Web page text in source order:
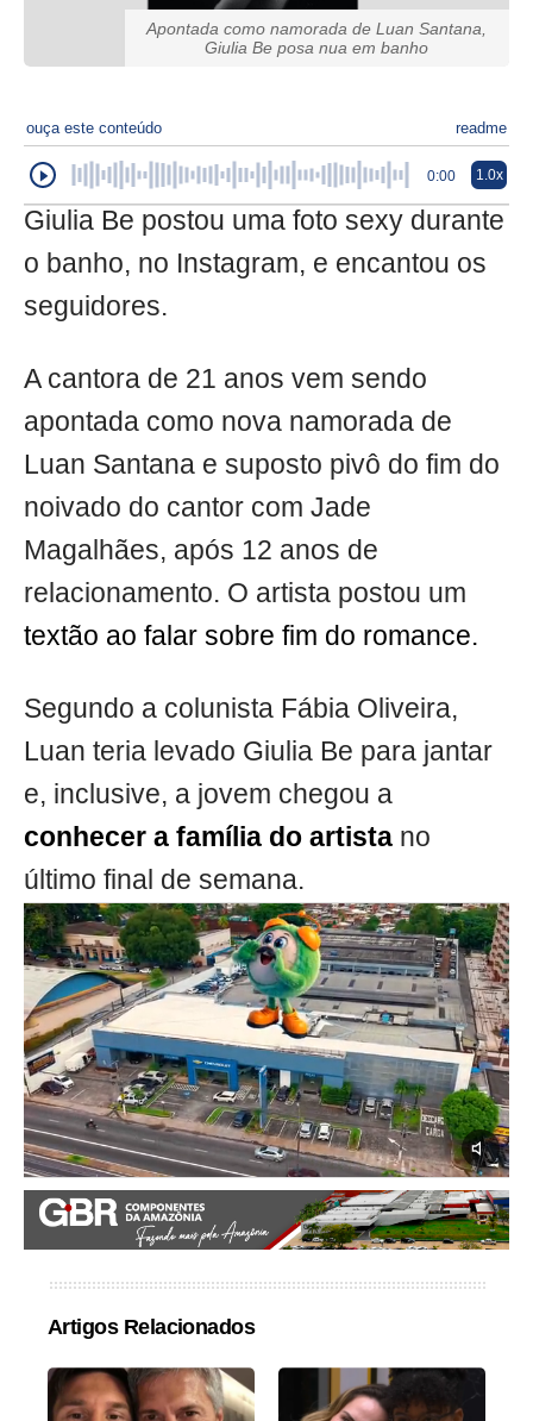
Apontada como namorada de Luan Santana,
Giulia Be posa nua em banho
ouça este conteúdo readme
0:00 1.0x
Giulia Be postou uma foto sexy durante
o banho, no Instagram, e encantou os
seguidores.
A cantora de 21 anos vem sendo
apontada como nova namorada de
Luan Santana e suposto pivô do fim do
noivado do cantor com Jade
Magalhães, após 12 anos de
relacionamento. O artista postou um
textão ao falar sobre fim do romance.
Segundo a colunista Fábia Oliveira,
Luan teria levado Giulia Be para jantar
e, inclusive, a jovem chegou a
conhecer a família do artista no
último final de semana.
Artigos Relacionados